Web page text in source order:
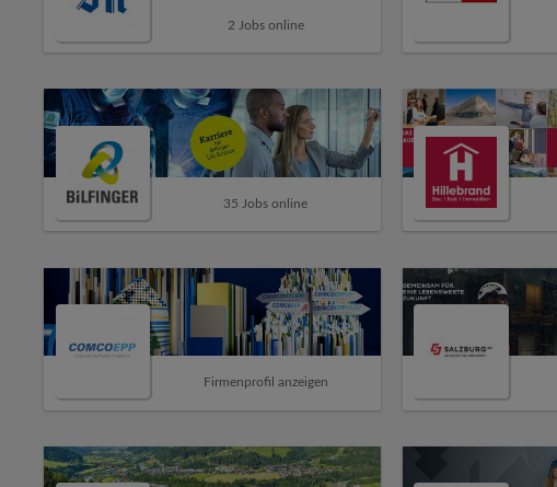
2 Jobs online
35 Jobs online
Firmenprofil anzeigen